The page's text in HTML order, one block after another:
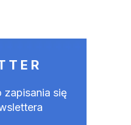
zapisania się